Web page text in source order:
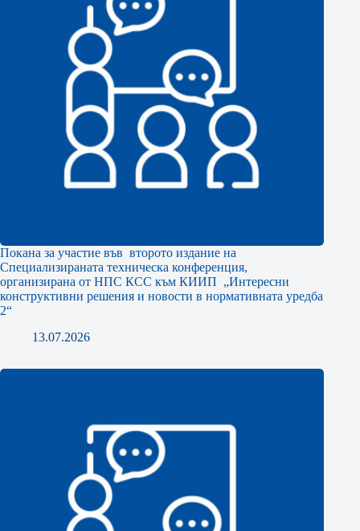
Покана за участие във второто издание на
Специализираната техническа конференция,
организирана от НПС КСС към КИИП „Интересни
конструктивни решения и новости в нормативната уредба
2“
13.07.2026